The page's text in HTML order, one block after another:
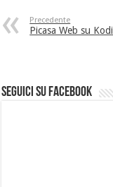
Precedente
Picasa Web su Kodi
seguici su facebook